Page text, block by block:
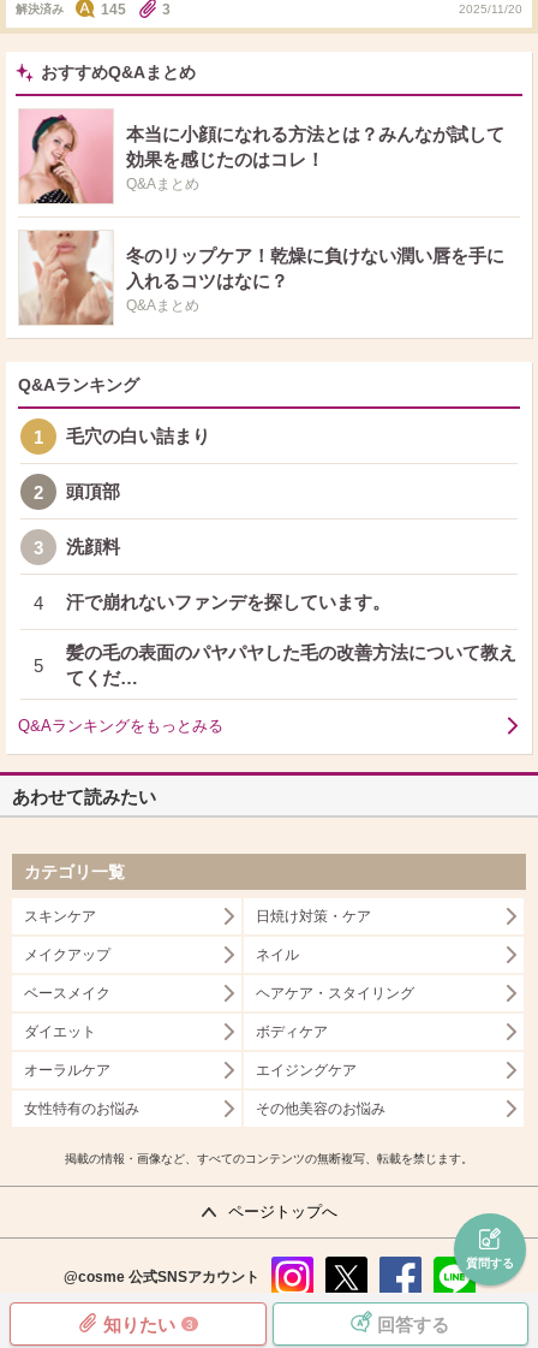
解決済み 145 3 2025/11/20
おすすめQ&Aまとめ
本当に小顔になれる方法とは？みんなが試して
効果を感じたのはコレ！
Q&Aまとめ
冬のリップケア！乾燥に負けない潤い唇を手に
入れるコツはなに？
Q&Aまとめ
Q&Aランキング
1 毛穴の白い詰まり
2 頭頂部
3 洗顔料
4 汗で崩れないファンデを探しています。
5
髪の毛の表面のパヤパヤした毛の改善方法について教え
てくだ…
Q&Aランキングをもっとみる
知りたい 3 回答する
質問する
あわせて読みたい
カテゴリ一覧
スキンケア 日焼け対策・ケア
メイクアップ ネイル
ベースメイク ヘアケア・スタイリング
ダイエット ボディケア
オーラルケア エイジングケア
女性特有のお悩み その他美容のお悩み
掲載の情報・画像など、すべてのコンテンツの無断複写、転載を禁じます。
ページトップへ
@cosme 公式SNSアカウント
instag
x
faceb
ook
line